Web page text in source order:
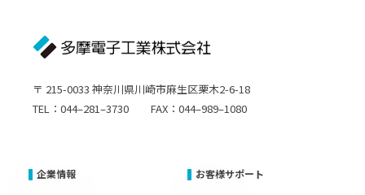
〒 215-0033 神奈川県川崎市麻生区栗木2-6-18
TEL：044–281–3730 FAX：044–989–1080
企業情報 お客様サポート